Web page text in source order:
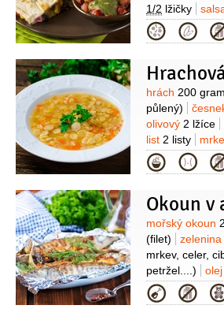
1/2 lžičky
(rajčatová)
(vařené)
4 velké)
Suroviny
hrách 200
půlený)
olivový 2 lžíce
list 2 listy
kořenová1 kus
(nerafinovaná)
Suroviny
mořský okoun
(filet)
zelenina
mrkev, celer,
petržel....)
1 lžička
(nerafinovaná)